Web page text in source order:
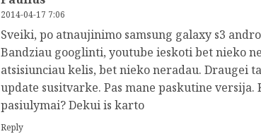
2014-04-17 7:06
Sveiki, po atnaujinimo samsung galaxy s3
Bandziau googlinti, youtube ieskoti bet nieko
atsisiunciau kelis, bet nieko neradau. Draugei
update susitvarke. Pas mane paskutine
pasiulymai? Dekui is karto
Reply